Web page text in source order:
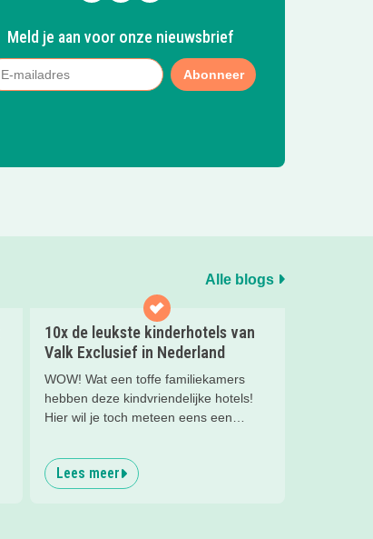
Meld je aan voor onze nieuwsbrief
Abonneer
Alle blogs
10x de leukste kinderhotels van
Valk Exclusief in Nederland
WOW! Wat een toffe familiekamers
hebben deze kindvriendelijke hotels!
Hier wil je toch meteen eens een
kinderhotels van Valk Exclusief en boek
een heerlijk nachtje weg met je
kind(eren).
Lees meer